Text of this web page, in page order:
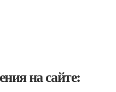
на сайте: